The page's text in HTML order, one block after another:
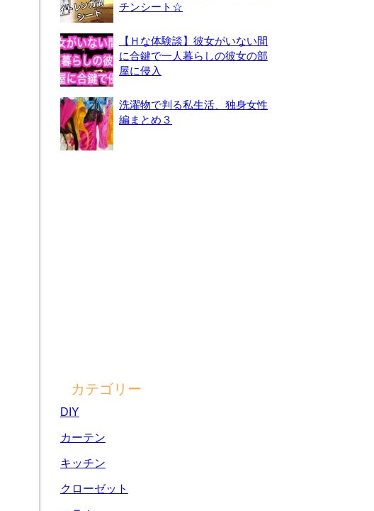
チンシート☆
【Ｈな体験談】彼女がいない間
に合鍵で一人暮らしの彼女の部
屋に侵入
洗濯物で判る私生活、独身女性
編まとめ３
カテゴリー
DIY
カーテン
キッチン
クローゼット